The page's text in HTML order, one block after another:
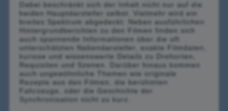
Dabei beschränkt sich der Inhalt nicht nur auf die
beiden Hauptdarsteller selbst. Vielmehr wird ein
breites Spektrum abgedeckt: Neben ausführlichen
Hintergrundberichten zu den Filmen finden sich
auch spannende Informationen über die oft
unterschätzten Nebendarsteller, exakte Filmdaten,
kuriose und wissenswerte Details zu Drehorten,
Requisiten und Szenen. Darüber hinaus kommen
auch ungewöhnliche Themen wie originale
Rezepte aus den Filmen, die berühmten
Fahrzeuge, oder die Geschichte der
Synchronisation nicht zu kurz.